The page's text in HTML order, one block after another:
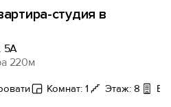
студия в
5А
220м
Комнат: 1 Этаж: 8